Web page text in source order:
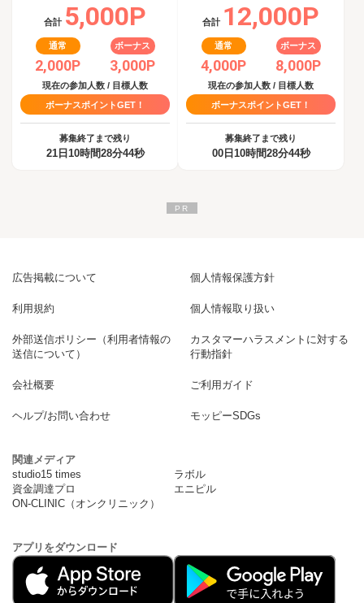
合計 5,000P
通常
2,000P
ボーナス
3,000P
現在の参加人数 / 目標人数
ボーナスポイントGET！
募集終了まで残り
21日10時間28分44秒
合計 12,000P
通常
4,000P
ボーナス
8,000P
現在の参加人数 / 目標人数
ボーナスポイントGET！
募集終了まで残り
00日10時間28分44秒
広告掲載について 個人情報保護方針
利用規約 個人情報取り扱い
外部送信ポリシー（利用者情報の
送信について）
カスタマーハラスメントに対する
行動指針
会社概要 ご利用ガイド
ヘルプ/お問い合わせ モッピーSDGs
関連メディア
studio15 times
ラボル
資金調達プロ
エニピル
ON-CLINIC（オンクリニック）
アプリをダウンロード